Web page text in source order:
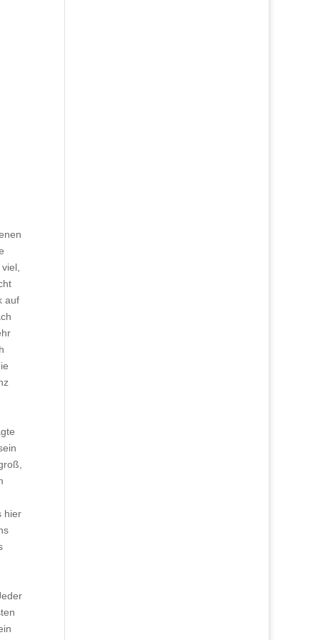
auf
hier